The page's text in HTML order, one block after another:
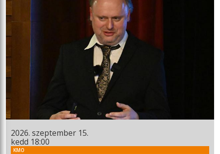
2026. szeptember 15.
kedd 18:00
KMO